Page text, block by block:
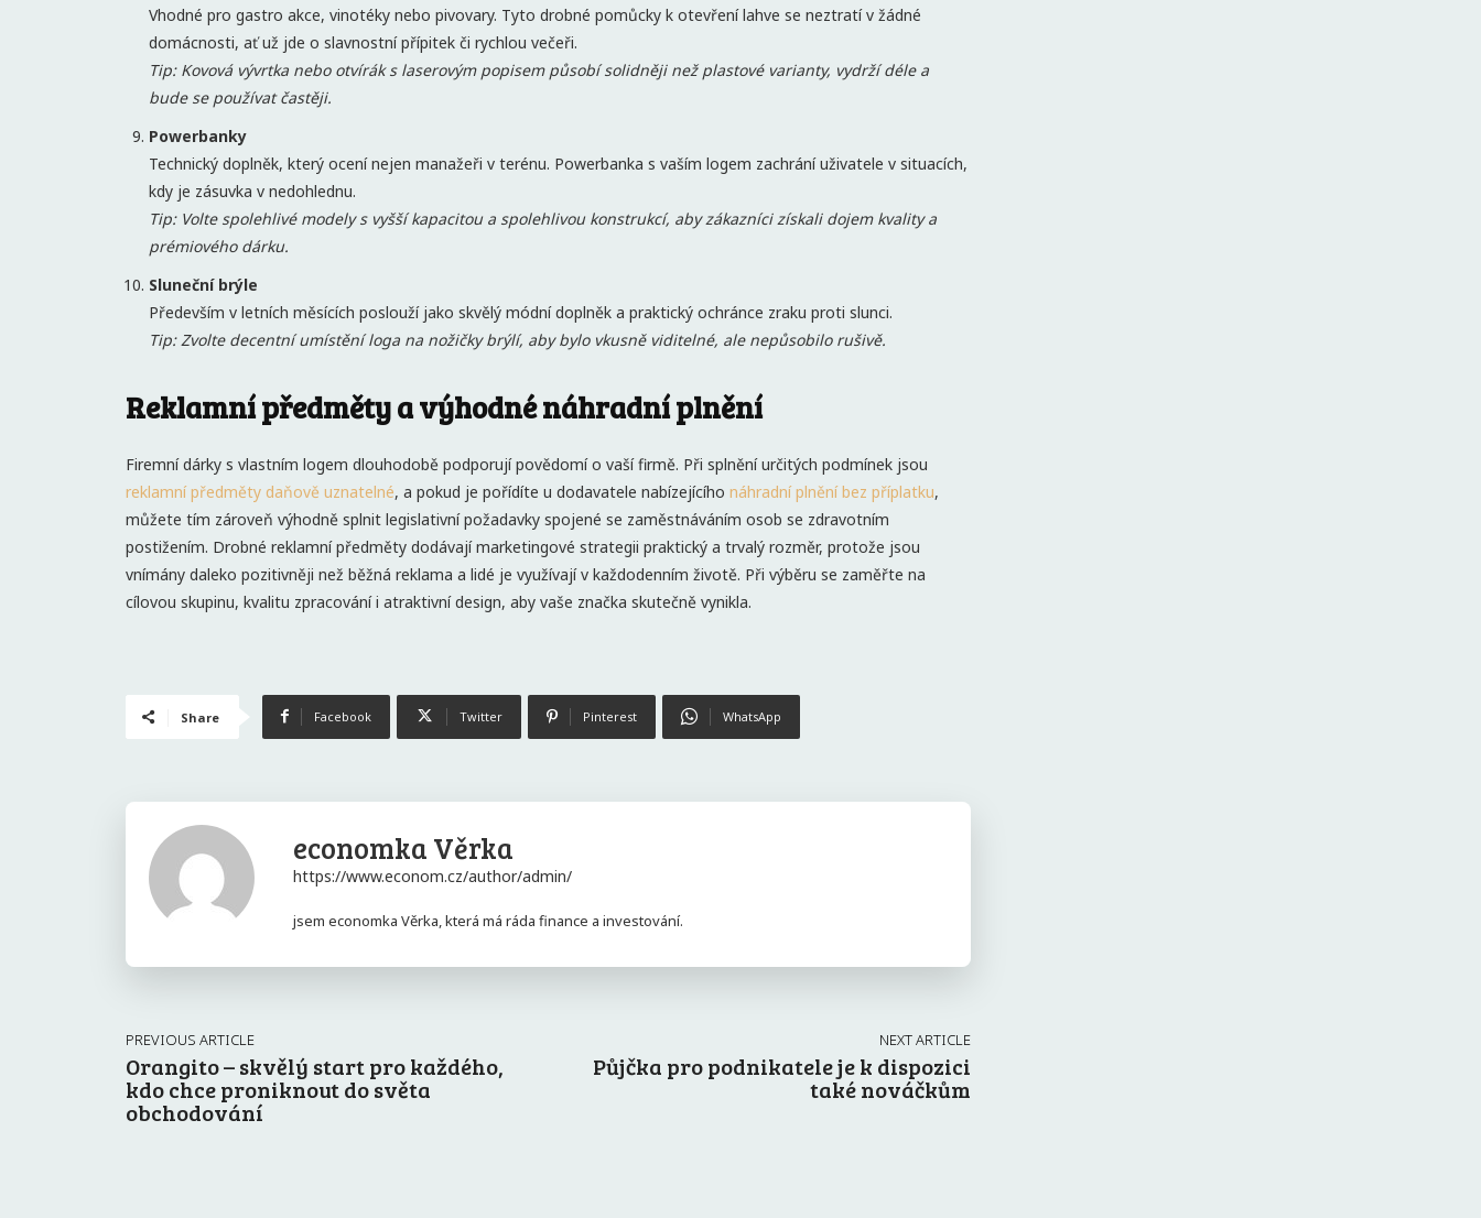
Vhodné pro gastro akce, vinotéky nebo pivovary. Tyto drobné pomůcky k otevření lahve se neztratí v žádné
domácnosti, ať už jde o slavnostní přípitek či rychlou večeři.
Tip: Kovová vývrtka nebo otvírák s laserovým popisem působí solidněji než plastové varianty, vydrží déle a
bude se používat častěji.
Powerbanky
Technický doplněk, který ocení nejen manažeři v terénu. Powerbanka s vaším logem zachrání uživatele v situacích,
kdy je zásuvka v nedohlednu.
Tip: Volte spolehlivé modely s vyšší kapacitou a spolehlivou konstrukcí, aby zákazníci získali dojem kvality a
prémiového dárku.
Sluneční brýle
Především v letních měsících poslouží jako skvělý módní doplněk a praktický ochránce zraku proti slunci.
Tip: Zvolte decentní umístění loga na nožičky brýlí, aby bylo vkusně viditelné, ale nepůsobilo rušivě.
Reklamní předměty a výhodné náhradní plnění
Firemní dárky s vlastním logem dlouhodobě podporují povědomí o vaší firmě. Při splnění určitých podmínek jsou
reklamní předměty daňově uznatelné, a pokud je pořídíte u dodavatele nabízejícího náhradní plnění bez příplatku,
můžete tím zároveň výhodně splnit legislativní požadavky spojené se zaměstnáváním osob se zdravotním
postižením. Drobné reklamní předměty dodávají marketingové strategii praktický a trvalý rozměr, protože jsou
vnímány daleko pozitivněji než běžná reklama a lidé je využívají v každodenním životě. Při výběru se zaměřte na
cílovou skupinu, kvalitu zpracování i atraktivní design, aby vaše značka skutečně vynikla.
Share Facebook Twitter Pinterest WhatsApp
economka Věrka
https://www.econom.cz/author/admin/
jsem economka Věrka, která má ráda finance a investování.
PREVIOUS ARTICLE
Orangito – skvělý start pro každého,
kdo chce proniknout do světa
obchodování
NEXT ARTICLE
Půjčka pro podnikatele je k dispozici
také nováčkům